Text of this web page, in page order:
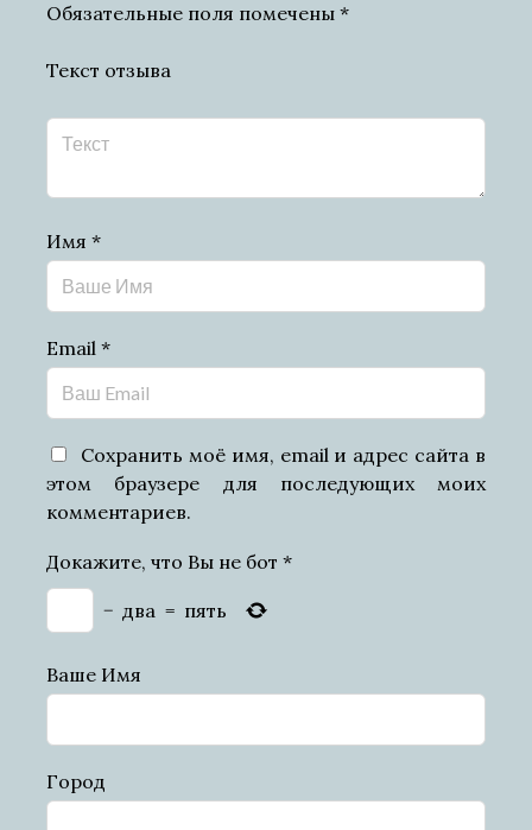
Обязательные поля помечены*
Текст отзыва
Имя*
Email*
Сохранить моё имя, email и адрес сайта в
этом браузере для последующих моих
комментариев.
Докажите, что Вы не бот *
− два = пять
Ваше Имя
Город